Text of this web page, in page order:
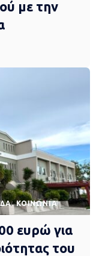
με την
ΚΟΙΝΩΝΊΑ
ευρώ για
του